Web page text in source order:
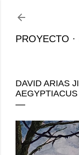
PROYECTO
DAVID ARIAS
AEGYPTIACUS